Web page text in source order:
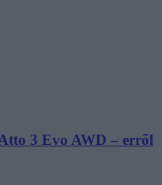
3 Evo AWD – erről